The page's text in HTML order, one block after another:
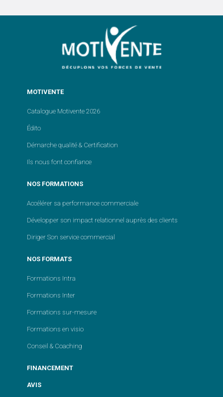
MOTIVENTE
Catalogue Motivente 2026
Édito
Démarche qualité & Certification
Ils nous font confiance
NOS FORMATIONS
Accélérer sa performance commerciale
Développer son impact relationnel auprès des clients
Diriger Son service commercial
NOS FORMATS
Formations Intra
Formations Inter
Formations sur-mesure
Formations en visio
Conseil & Coaching
FINANCEMENT
AVIS